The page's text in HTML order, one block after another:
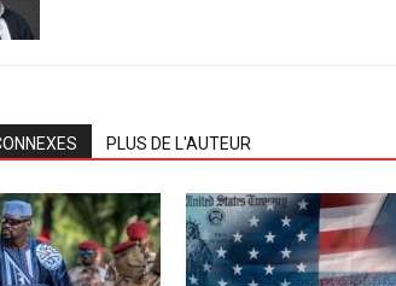
PLUS DE L'AUTEUR